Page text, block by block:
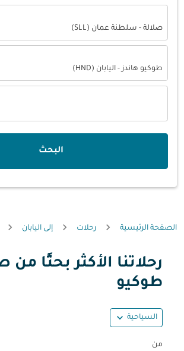
صلالة - سلطنة عمان (SLL)
طوكيو هاندز - اليابان (HND)
البحث
الصفحة الرئيسية رحلات إلى اليابان
رحلاتنا الأكثر بحثًا من
طوكيو
السياحية expand_more
من
حاول تحديث الرحلة (مغادرة و/أو وجهة)